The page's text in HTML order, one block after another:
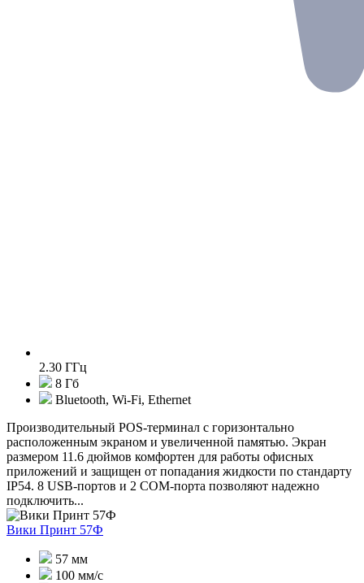
2.30 ГГц
8 Гб
Bluetooth, Wi-Fi, Ethernet
Производительный POS-терминал с горизонтально
расположенным экраном и увеличенной памятью. Экран
размером 11.6 дюймов комфортен для работы офисных
приложений и защищен от попадания жидкости по стандарту
IP54. 8 USB-портов и 2 COM-порта позволяют надежно
подключить...
Вики Принт 57Ф
57 мм
100 мм/с